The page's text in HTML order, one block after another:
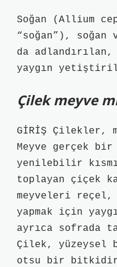
Soğan (Allium
“soğan”), soğan
da
yaygın
Çilek meyve
GİRİŞ Çilekler,
Meyve gerçek
yenilebilir
toplayan çiçek
meyveleri reçel,
yapmak için
ayrıca sofrada
Çilek, yüzeysel
otsu bir